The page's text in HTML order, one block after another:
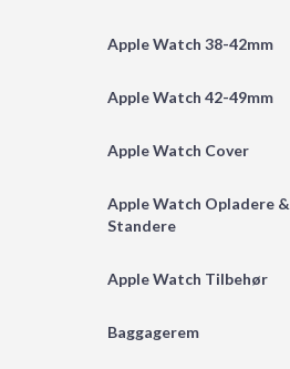
Apple Watch 38-42mm
Apple Watch 42-49mm
Apple Watch Cover
Apple Watch Opladere &
Standere
Apple Watch Tilbehør
Baggagerem